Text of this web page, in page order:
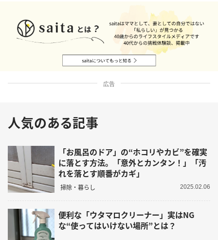
広告
人気のある記事
「お風呂のドア」の“ホコリやカビ”を確実
に落とす方法。「意外とカンタン！」「汚
れを落とす順番がカギ」
掃除・暮らし 2025.02.06
便利な「ウタマロクリーナー」実はNG
な“使ってはいけない場所”とは？